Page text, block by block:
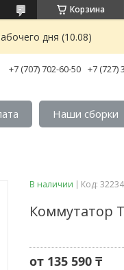
Корзина
дня (10.08)
+7 (707) 702-60-50 +7 (727)
Наши сборки
В наличии Код:
Коммутатор
от 135 590 ₸